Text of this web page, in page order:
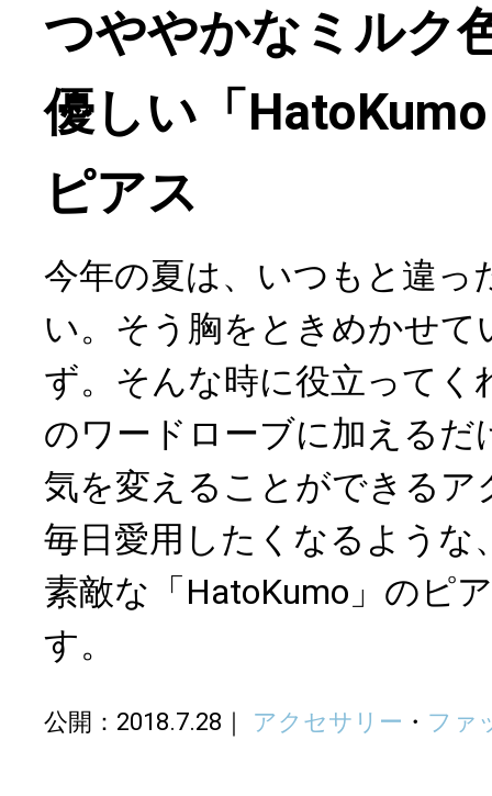
つややかなミルク
優しい「
ピアス
今年の夏は、いつもと違っ
い。そう胸をときめかせて
ず。そんな時に役立ってく
のワードローブに加えるだ
気を変えることができるア
毎日愛用したくなるような
素敵な「HatoKumo」のピ
す。
公開：2018.7.28 アクセサリー ・ ファ